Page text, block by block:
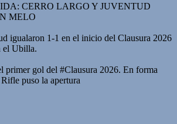
CERRO LARGO Y JUVENTUD
MELO
igualaron 1-1 en el inicio del Clausura 2026
el Ubilla.
primer gol del #Clausura 2026. En forma
puso la apertura